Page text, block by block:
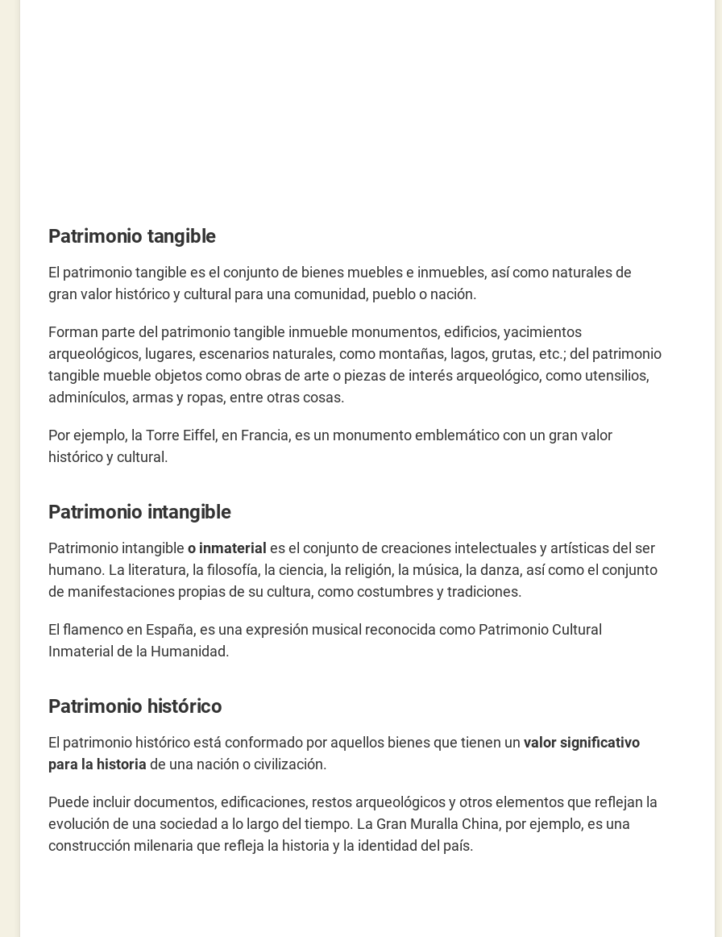
Patrimonio tangible
El patrimonio tangible es el conjunto de bienes muebles e inmuebles, así como naturales de
gran valor histórico y cultural para una comunidad, pueblo o nación.
Forman parte del patrimonio tangible inmueble monumentos, edificios, yacimientos
arqueológicos, lugares, escenarios naturales, como montañas, lagos, grutas, etc.; del patrimonio
tangible mueble objetos como obras de arte o piezas de interés arqueológico, como utensilios,
adminículos, armas y ropas, entre otras cosas.
Por ejemplo, la Torre Eiffel, en Francia, es un monumento emblemático con un gran valor
histórico y cultural.
Patrimonio intangible
Patrimonio intangible o inmaterial es el conjunto de creaciones intelectuales y artísticas del ser
humano. La literatura, la filosofía, la ciencia, la religión, la música, la danza, así como el conjunto
de manifestaciones propias de su cultura, como costumbres y tradiciones.
El flamenco en España, es una expresión musical reconocida como Patrimonio Cultural
Inmaterial de la Humanidad.
Patrimonio histórico
El patrimonio histórico está conformado por aquellos bienes que tienen un valor significativo
para la historia de una nación o civilización.
Puede incluir documentos, edificaciones, restos arqueológicos y otros elementos que reflejan la
evolución de una sociedad a lo largo del tiempo. La Gran Muralla China, por ejemplo, es una
construcción milenaria que refleja la historia y la identidad del país.